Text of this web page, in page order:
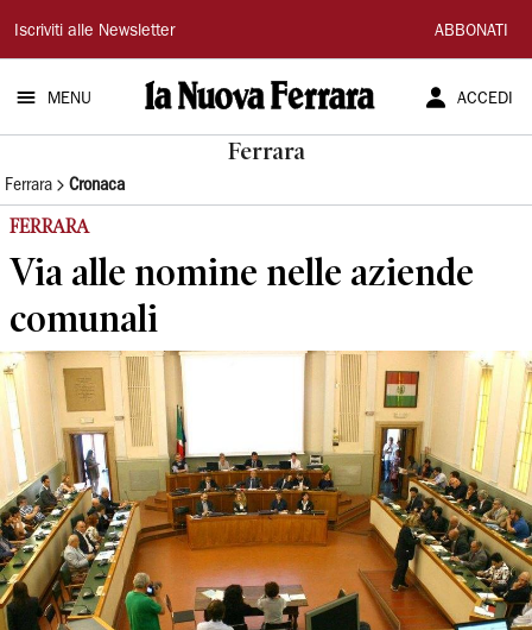
La
Nuova
Ferrara
Iscriviti alle Newsletter ABBONATI
MENU ACCEDI
Ferrara
Ferrara Cronaca
FERRARA
Via alle nomine nelle aziende
comunali